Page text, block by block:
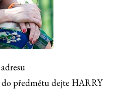
do předmětu dejte HARRY